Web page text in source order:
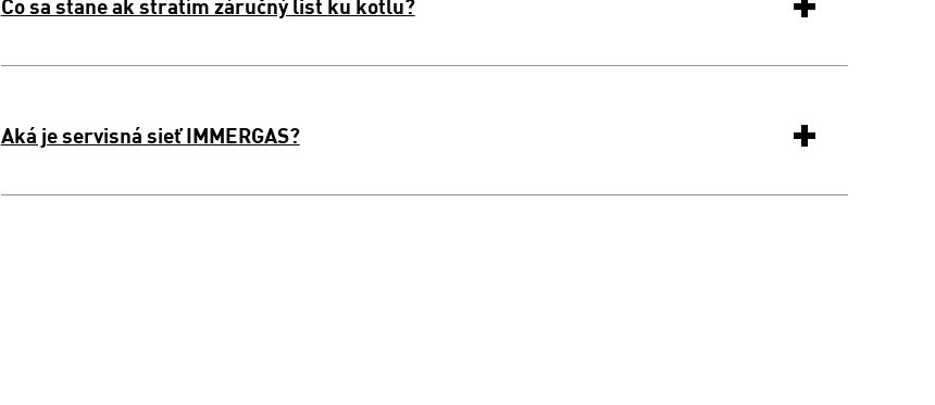
Čo sa stane ak stratím záručný list ku kotlu?
Aká je servisná sieť IMMERGAS?